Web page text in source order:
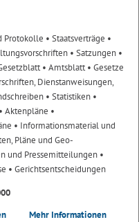
Protokolle • Staatsverträge •
• Satzungen •
• Amtsblatt• Gesetze
Dienstanweisungen,
• Statistiken •
• Aktenpläne •
• Informationsmaterial und
Pläne und Geo-
und Pressemitteilungen •
• Gerichtsentscheidungen
Mehr Informationen